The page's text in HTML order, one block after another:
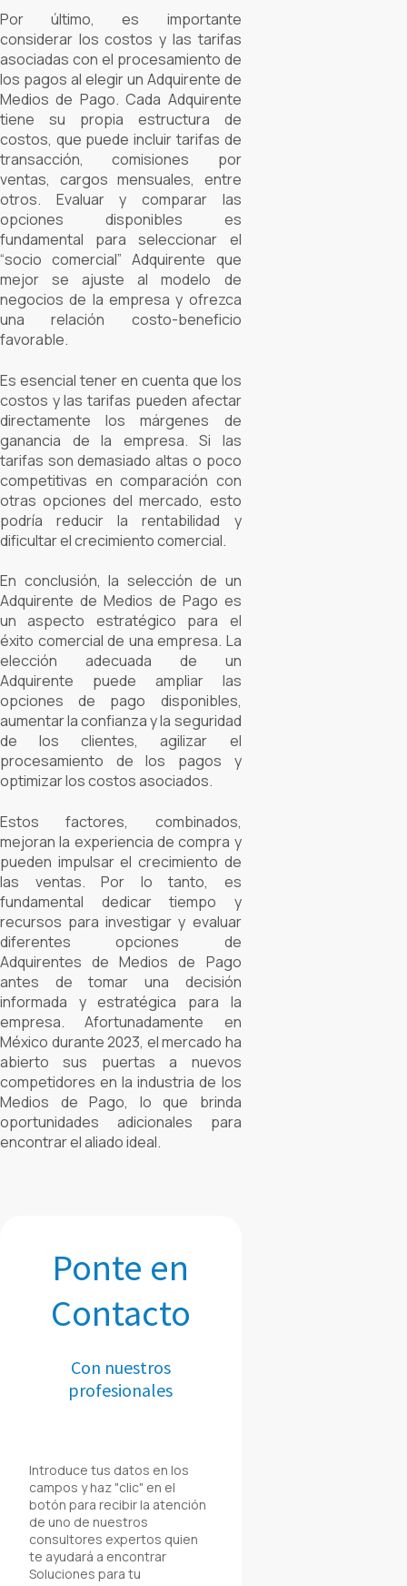
Por último, es importante
considerar los costos y las tarifas
asociadas con el procesamiento de
los pagos al elegir un Adquirente de
Medios de Pago. Cada Adquirente
tiene su propia estructura de
costos, que puede incluir tarifas de
transacción, comisiones por
ventas, cargos mensuales, entre
otros. Evaluar y comparar las
opciones disponibles es
fundamental para seleccionar el
“socio comercial” Adquirente que
mejor se ajuste al modelo de
negocios de la empresa y ofrezca
una relación costo-beneficio
favorable.
Es esencial tener en cuenta que los
costos y las tarifas pueden afectar
directamente los márgenes de
ganancia de la empresa. Si las
tarifas son demasiado altas o poco
competitivas en comparación con
otras opciones del mercado, esto
podría reducir la rentabilidad y
dificultar el crecimiento comercial.
En conclusión, la selección de un
Adquirente de Medios de Pago es
un aspecto estratégico para el
éxito comercial de una empresa. La
elección adecuada de un
Adquirente puede ampliar las
opciones de pago disponibles,
aumentar la confianza y la seguridad
de los clientes, agilizar el
procesamiento de los pagos y
optimizar los costos asociados.
Estos factores, combinados,
mejoran la experiencia de compra y
pueden impulsar el crecimiento de
las ventas.Por lo tanto, es
fundamental dedicar tiempo y
recursos para investigar y evaluar
diferentes opciones de
Adquirentes de Medios de Pago
antes de tomar una decisión
informada y estratégica para la
empresa. Afortunadamente en
México durante 2023, el mercado ha
abierto sus puertas a nuevos
competidores en la industria de los
Medios de Pago, lo que brinda
oportunidades adicionales para
encontrar el aliado ideal.
Ponte en
Contacto
Con nuestros
profesionales
Introduce tus datos en los
campos y haz "clic" en el
botón para recibir la atención
de uno de nuestros
consultores expertos quien
te ayudará a encontrar
Soluciones para tu